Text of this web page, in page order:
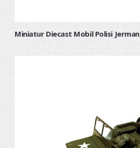
Miniatur Diecast Mobil Polisi Jerman